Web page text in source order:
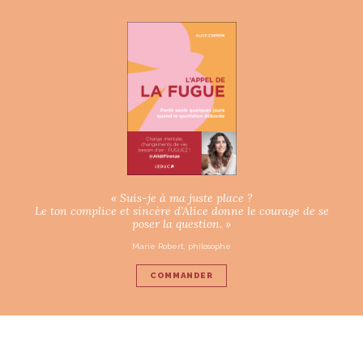
« Suis-je à ma juste place ?
Le ton complice et sincère d’Alice donne le courage de se
poser la question. »
Marie Robert, philosophe
COMMANDER